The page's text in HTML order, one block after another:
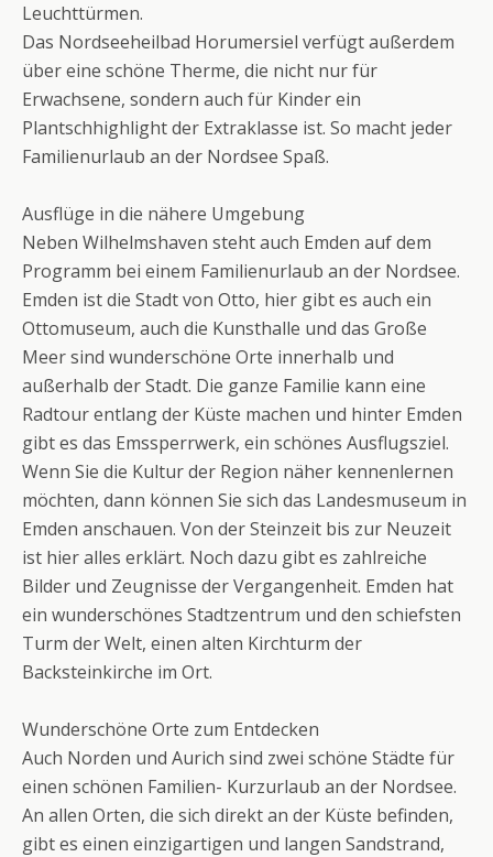
Leuchttürmen.
Das Nordseeheilbad Horumersiel verfügt außerdem
über eine schöne Therme, die nicht nur für
Erwachsene, sondern auch für Kinder ein
Plantschhighlight der Extraklasse ist. So macht jeder
Familienurlaub an der Nordsee Spaß.
Ausflüge in die nähere Umgebung
Neben Wilhelmshaven steht auch Emden auf dem
Programm bei einem Familienurlaub an der Nordsee.
Emden ist die Stadt von Otto, hier gibt es auch ein
Ottomuseum, auch die Kunsthalle und das Große
Meer sind wunderschöne Orte innerhalb und
außerhalb der Stadt. Die ganze Familie kann eine
Radtour entlang der Küste machen und hinter Emden
gibt es das Emssperrwerk, ein schönes Ausflugsziel.
Wenn Sie die Kultur der Region näher kennenlernen
möchten, dann können Sie sich das Landesmuseum in
Emden anschauen. Von der Steinzeit bis zur Neuzeit
ist hier alles erklärt. Noch dazu gibt es zahlreiche
Bilder und Zeugnisse der Vergangenheit. Emden hat
ein wunderschönes Stadtzentrum und den schiefsten
Turm der Welt, einen alten Kirchturm der
Backsteinkirche im Ort.
Wunderschöne Orte zum Entdecken
Auch Norden und Aurich sind zwei schöne Städte für
einen schönen Familien- Kurzurlaub an der Nordsee.
An allen Orten, die sich direkt an der Küste befinden,
gibt es einen einzigartigen und langen Sandstrand,